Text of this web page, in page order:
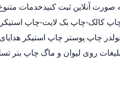
صورت آنلاین ثبت کنیدخدمات
آپ-چاپ کالک-چاپ بک لایت-چاپ
چاپ پوستر چاپ استیکر هدایای
روی لیوان و ماگ چاپ بنر